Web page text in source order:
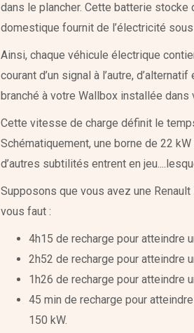
dans le plancher. Cette batterie stocke
domestique fournit de l’électricité
Ainsi, chaque véhicule électrique
courant d’un signal à l’autre,
branché à votre Wallbox installée dans
Cette vitesse de charge définit le
Schématiquement, une borne de 22
d’autres subtilités entrent en
Supposons que vous avez une
vous faut :
4h15 de recharge pour atteindre
2h52 de recharge pour atteindre
1h26 de recharge pour atteindre
45 min de recharge pour
150 kW.